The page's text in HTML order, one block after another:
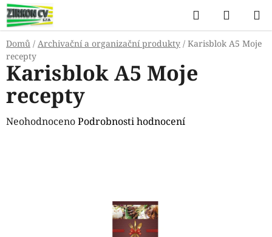
Přejít
na
obsah
Hledat
KOŠÍK
Domů / Archivační a organizační produkty / Karisblok A5 Moje
recepty
Karisblok A5 Moje
recepty
Průměrné
NeohodnocenoPodrobnosti hodnocení